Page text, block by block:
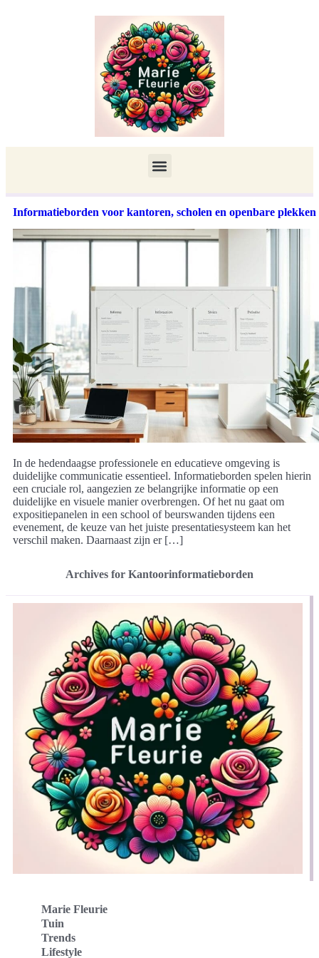
Informatieborden voor kantoren, scholen en openbare plekken
In de hedendaagse professionele en educatieve omgeving is
duidelijke communicatie essentieel. Informatieborden spelen hierin
een cruciale rol, aangezien ze belangrijke informatie op een
duidelijke en visuele manier overbrengen. Of het nu gaat om
expositiepanelen in een school of beurswanden tijdens een
evenement, de keuze van het juiste presentatiesysteem kan het
verschil maken. Daarnaast zijn er […]
Archives for Kantoorinformatieborden
Marie Fleurie
Tuin
Trends
Lifestyle